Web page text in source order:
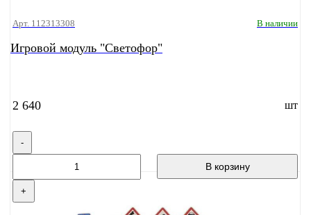
Арт. 112313308 В наличии
Игровой модуль "Светофор"
2 640 шт
-
+
В корзину